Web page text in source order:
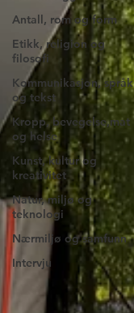
Antall, rom og form
Etikk, religion og
filosofi
Kommunikasjon, språk
og tekst
Kropp, bevegelse,mat
og helse
Kunst, kultur og
kreativitet
Natur, miljø og
teknologi
Nærmiljø og samfunn
Intervju